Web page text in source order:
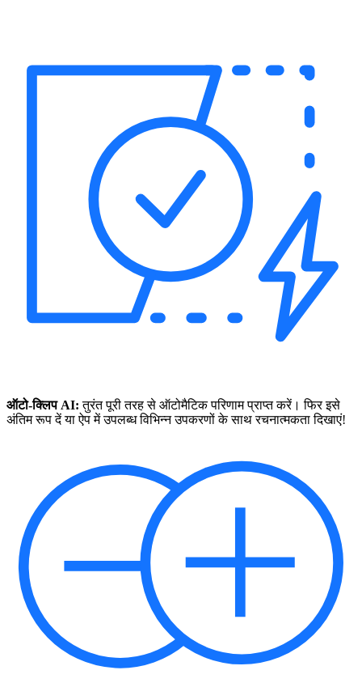
ऑटो-क्लिप AI:तुरंत पूरी तरह से ऑटोमैटिक परिणाम प्राप्त करें। फिर इसे
अंतिम रूप दें या ऐप में उपलब्ध विभिन्न उपकरणों के साथ रचनात्मकता दिखाएं!